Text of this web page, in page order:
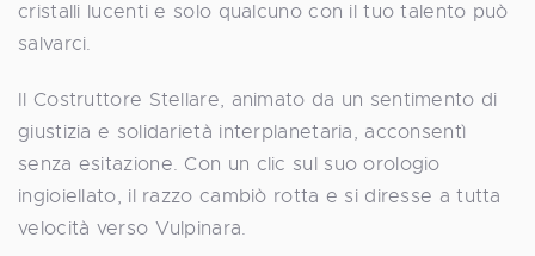
cristalli lucenti e solo qualcuno con il tuo talento può
salvarci.
Il Costruttore Stellare, animato da un sentimento di
giustizia e solidarietà interplanetaria, acconsentì
senza esitazione. Con un clic sul suo orologio
ingioiellato, il razzo cambiò rotta e si diresse a tutta
velocità verso Vulpinara.